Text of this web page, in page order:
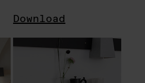
Download